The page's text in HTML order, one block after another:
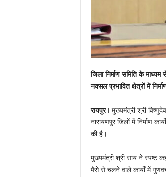
जिला निर्माण समिति के माध्यम
नक्सल प्रभावित क्षेत्रों में
रायपुर। मुख्यमंत्री श्री
नारायणपुर जिलों में निर्माण
की है।
मुख्यमंत्री श्री साय ने स्पष्ट
पैसे से चलने वाले कार्यों में